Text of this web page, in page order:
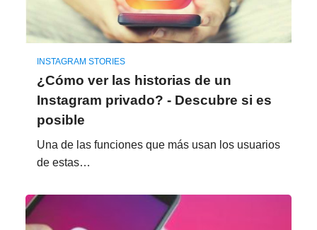
INSTAGRAM STORIES
¿Cómo ver las historias de un
Instagram privado? - Descubre si es
posible
Una de las funciones que más usan los usuarios
de estas…